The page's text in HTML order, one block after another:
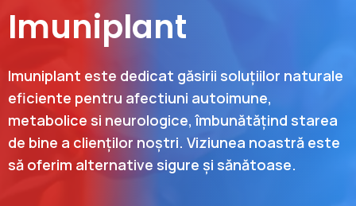
Imuniplant
Imuniplant este dedicat găsirii soluțiilor naturale
eficiente pentru afectiuni autoimune,
metabolice si neurologice, îmbunătățind starea
de bine a clienților noștri. Viziunea noastră este
să oferim alternative sigure și sănătoase.